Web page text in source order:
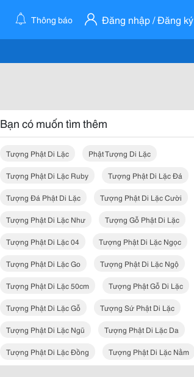
Thông báo Đăng nhập / Đăng ký
Bạn có muốn tìm thêm
Tượng Phật Di Lặc Phật Tượng Di Lặc
Tượng Phật Di Lặc Ruby Tượng Phật Di Lặc Đá
Tượng Đá Phật Di Lặc Tượng Phật Di Lặc Cười
Tượng Phật Di Lặc Như Tượng Gỗ Phật Di Lặc
Tượng Phật Di Lặc 04 Tượng Phật Di Lặc Ngọc
Tượng Phật Di Lặc Go Tượng Phật Di Lặc Ngộ
Tượng Phật Di Lặc 50cm Tượng Phật Gỗ Di Lặc
Tượng Phật Di Lặc Gỗ Tượng Sứ Phật Di Lặc
Tượng Phật Di Lặc Ngũ Tượng Phật Di Lặc Da
Tượng Phật Di Lặc Đồng Tượng Phật Di Lặc Nằm